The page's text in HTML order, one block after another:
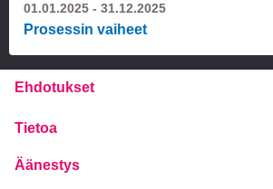
01.01.2025 - 31.12.2025
Prosessin vaiheet
Ehdotukset
Tietoa
Äänestys